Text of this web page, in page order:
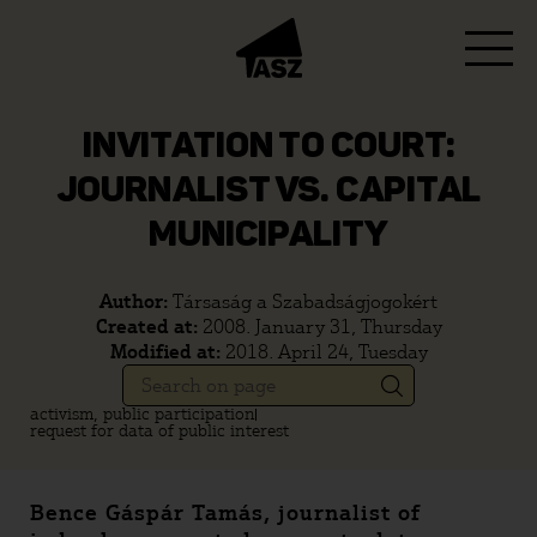
INVITATION TO COURT:
JOURNALIST VS. CAPITAL
MUNICIPALITY
Author: Társaság a Szabadságjogokért
Created at: 2008. January 31, Thursday
Modified at: 2018. April 24, Tuesday
activism, public participation
request for data of public interest
Bence Gáspár Tamás, journalist of